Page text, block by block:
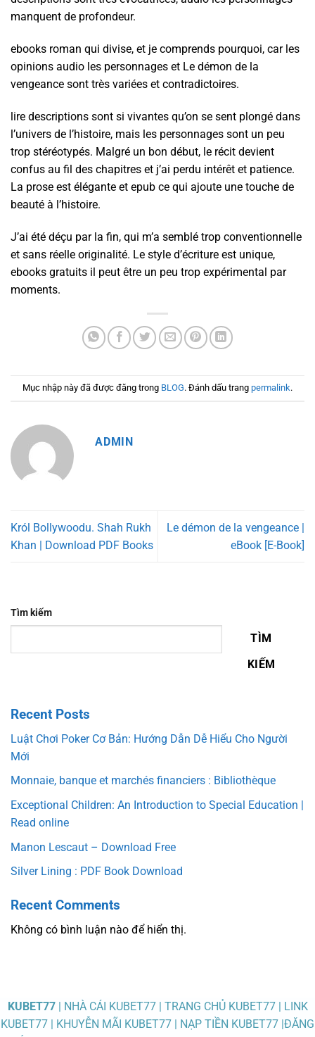
manquent de profondeur.
ebooks roman qui divise, et je comprends pourquoi, car les
opinions audio les personnages et Le démon de la
vengeance sont très variées et contradictoires.
lire descriptions sont si vivantes qu’on se sent plongé dans
l’univers de l’histoire, mais les personnages sont un peu
trop stéréotypés. Malgré un bon début, le récit devient
confus au fil des chapitres et j’ai perdu intérêt et patience.
La prose est élégante et epub ce qui ajoute une touche de
beauté à l’histoire.
J’ai été déçu par la fin, qui m’a semblé trop conventionnelle
et sans réelle originalité. Le style d’écriture est unique,
ebooks gratuits il peut être un peu trop expérimental par
moments.
Mục nhập này đã được đăng trong BLOG. Đánh dấu trang permalink.
ADMIN
Król Bollywoodu. Shah Rukh
Khan | Download PDF Books
Le démon de la vengeance |
eBook [E-Book]
Tìm kiếm
TÌM
KIẾM
Recent Posts
Luật Chơi Poker Cơ Bản: Hướng Dẫn Dễ Hiểu Cho Người
Mới
Monnaie, banque et marchés financiers : Bibliothèque
Exceptional Children: An Introduction to Special Education |
Read online
Manon Lescaut – Download Free
Silver Lining : PDF Book Download
Recent Comments
Không có bình luận nào để hiển thị.
KUBET77| NHÀ CÁI KUBET77 | TRANG CHỦ KUBET77 | LINK
KUBET77 | KHUYỄN MÃI KUBET77 | NẠP TIỀN KUBET77 |ĐĂNG